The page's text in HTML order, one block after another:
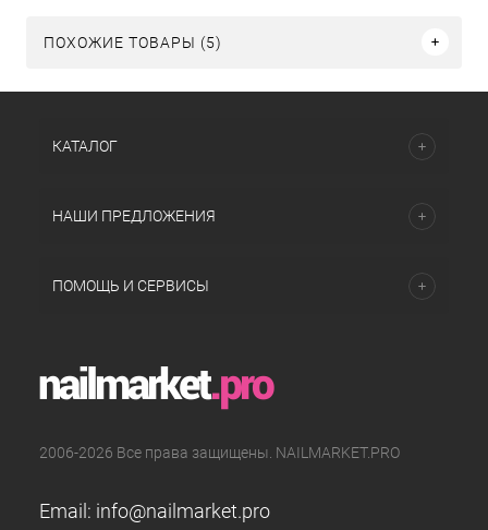
ПОХОЖИЕ ТОВАРЫ (5)
КАТАЛОГ
НАШИ ПРЕДЛОЖЕНИЯ
ПОМОЩЬ И СЕРВИСЫ
2006-2026 Все права защищены. NAILMARKET.PRO
Email: info@nailmarket.pro